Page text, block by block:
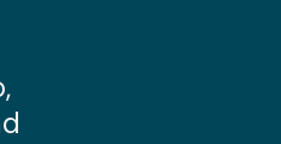
haga del sitio web con
publicidad y análisis